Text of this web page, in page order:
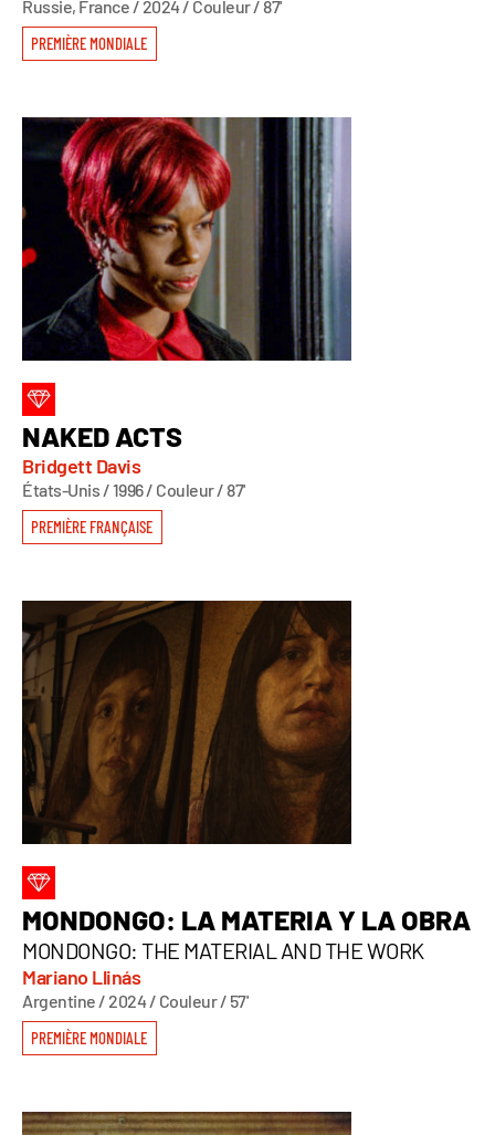
Russie, France / 2024 / Couleur / 87'
PREMIÈRE MONDIALE
NAKED ACTS
Bridgett Davis
États-Unis / 1996 / Couleur / 87'
PREMIÈRE FRANÇAISE
MONDONGO: LA MATERIA Y LA OBRA
MONDONGO: THE MATERIAL AND THE WORK
Mariano Llinás
Argentine / 2024 / Couleur / 57'
PREMIÈRE MONDIALE